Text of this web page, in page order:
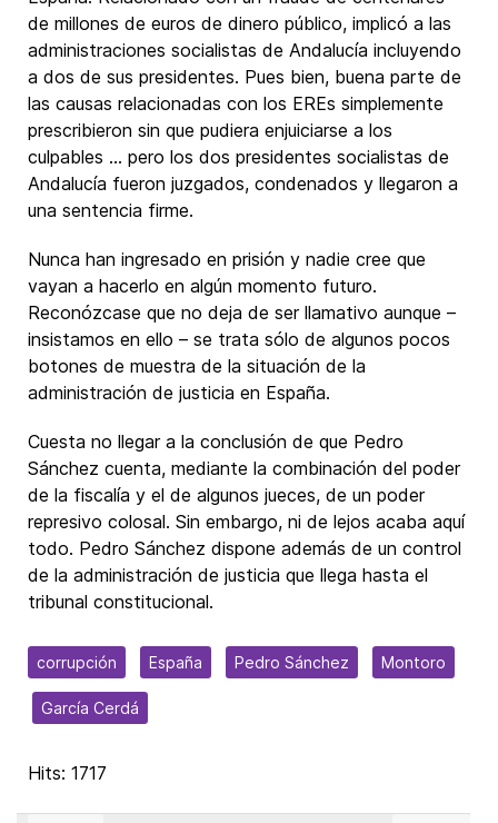
de millones de euros de dinero público, implicó a las
administraciones socialistas de Andalucía incluyendo
a dos de sus presidentes. Pues bien, buena parte de
las causas relacionadas con los EREs simplemente
prescribieron sin que pudiera enjuiciarse a los
culpables … pero los dos presidentes socialistas de
Andalucía fueron juzgados, condenados y llegaron a
una sentencia firme.
Nunca han ingresado en prisión y nadie cree que
vayan a hacerlo en algún momento futuro.
Reconózcase que no deja de ser llamativo aunque –
insistamos en ello – se trata sólo de algunos pocos
botones de muestra de la situación de la
administración de justicia en España.
Cuesta no llegar a la conclusión de que Pedro
Sánchez cuenta, mediante la combinación del poder
de la fiscalía y el de algunos jueces, de un poder
represivo colosal. Sin embargo, ni de lejos acaba aquí
todo. Pedro Sánchez dispone además de un control
de la administración de justicia que llega hasta el
tribunal constitucional.
corrupción España Pedro Sánchez Montoro
García Cerdá
Hits: 1717